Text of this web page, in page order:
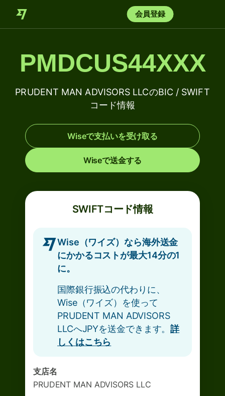
会員登録
PMDCUS44XXX
PRUDENT MAN ADVISORS LLCのBIC / SWIFT
コード情報
Wiseで支払いを受け取る
Wiseで送金する
SWIFTコード情報
Wise（ワイズ）なら海外送金
にかかるコストが最大14分の1
に。
国際銀行振込の代わりに、
Wise（ワイズ）を使って
PRUDENT MAN ADVISORS
LLCへJPYを送金できます。詳
しくはこちら
支店名
PRUDENT MAN ADVISORS LLC